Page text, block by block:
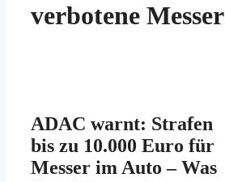
verbotene Messer
ADAC warnt: Strafen
bis zu 10.000 Euro für
Messer im Auto – Was